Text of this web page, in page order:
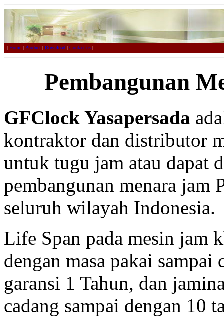
| Home | Product | Download | Contact us |
Pembangunan
GFClock Yasapersada
kontraktor dan distributor
untuk tugu jam atau dapat
pembangunan menara
seluruh wilayah Indonesia.
Life Span pada mesin jam
dengan masa pakai sampai
garansi 1 Tahun, dan
cadang sampai dengan 10